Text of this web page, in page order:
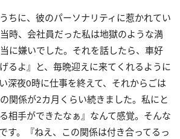
ちに、彼のパーソナリティに惹かれてい
時、会社員だった私は地獄のような満
に嫌いでした。それを話したら、車好
るよ』と、毎晩迎えに来てくれるように
深夜0時に仕事を終えて、それからごは
関係が2カ月くらい続きました。私にと
相手ができたなぁ』なんて感覚。そんな
す。『ねえ、この関係は付き合ってるっ